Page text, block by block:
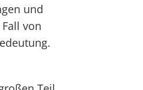
und
von